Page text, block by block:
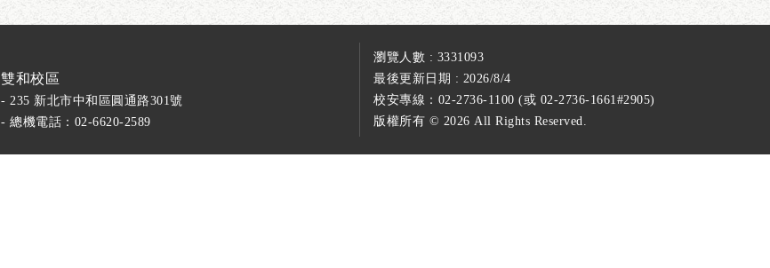
雙和校區
- 235 新北市中和區圓通路301號
- 總機電話：02-6620-2589
瀏覽人數 : 3331093
最後更新日期 : 2026/8/4
校安專線：02-2736-1100 (或 02-2736-1661#2905)
版權所有 © 2026 All Rights Reserved.